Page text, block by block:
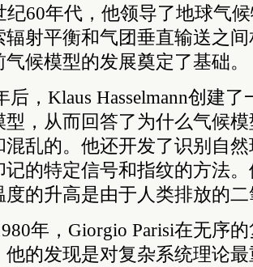
纪60年代，他领导了地球气
辐射平衡和气团垂直输送之
候模型的发展奠定了基础。
后，Klaus Hasselmann创建
型，从而回答了为什么气候
混乱的。他还开发了识别自
记的特定信号和指纹的方法
度的升高是由于人类排放的
年，Giorgio Parisi在无序
他的发现是对复杂系统理论